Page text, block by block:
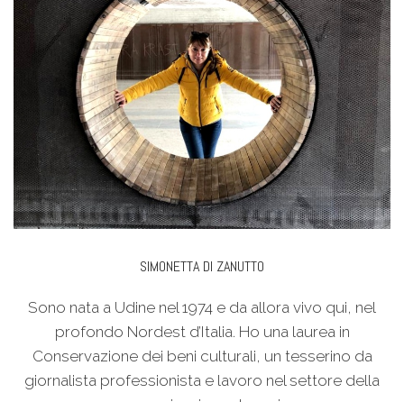
SIMONETTA DI ZANUTTO
Sono nata a Udine nel 1974 e da allora vivo qui, nel
profondo Nordest d’Italia. Ho una laurea in
Conservazione dei beni culturali, un tesserino da
giornalista professionista e lavoro nel settore della